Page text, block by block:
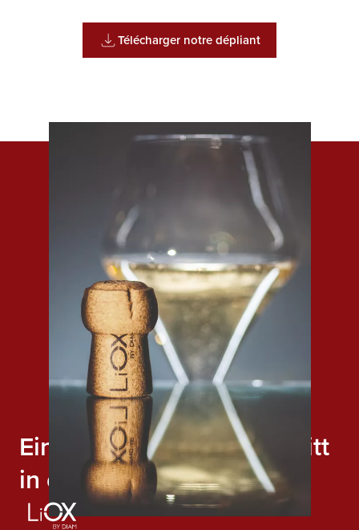
Télécharger notre dépliant
Ein wesentlicher Fortschritt
in der Sauerstoffkontrolle